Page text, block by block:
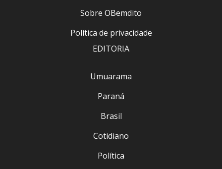
Sobre OBemdito
Política de privacidade
EDITORIA
Umuarama
Paraná
Brasil
Cotidiano
Política